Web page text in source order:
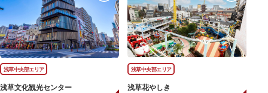
浅草中央部エリア
浅草文化観光センター
浅草中央部エリア
浅草花やしき